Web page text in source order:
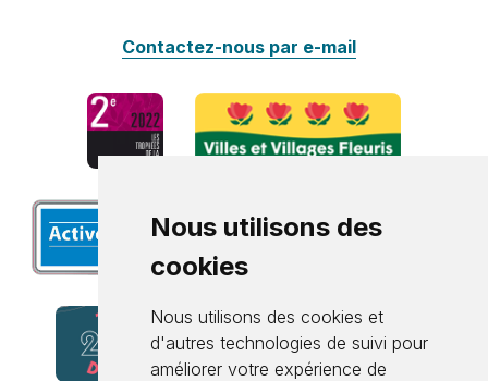
Nous utilisons des
cookies
Nous utilisons des cookies et
d'autres technologies de suivi pour
améliorer votre expérience de
Contactez-nous par e-mail